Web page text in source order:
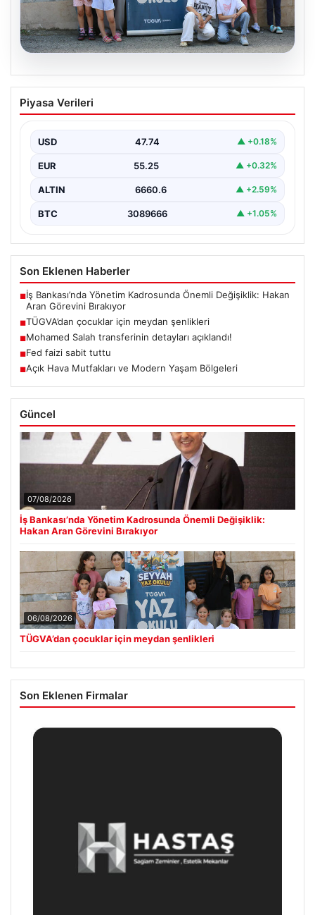
TÜGVA’dan çocuklar için meydan
şenlikleri
Piyasa Verileri
USD 47.74 ▲ +0.18%
EUR 55.25 ▲ +0.32%
ALTIN 6660.6 ▲ +2.59%
BTC 3089666 ▲ +1.05%
Son Eklenen Haberler
■İş Bankası’nda Yönetim Kadrosunda Önemli Değişiklik: Hakan
Aran Görevini Bırakıyor
■TÜGVA’dan çocuklar için meydan şenlikleri
■Mohamed Salah transferinin detayları açıklandı!
■Fed faizi sabit tuttu
■Açık Hava Mutfakları ve Modern Yaşam Bölgeleri
Güncel
07/08/2026
İş Bankası’nda Yönetim Kadrosunda Önemli Değişiklik:
Hakan Aran Görevini Bırakıyor
06/08/2026
TÜGVA’dan çocuklar için meydan şenlikleri
Son Eklenen Firmalar